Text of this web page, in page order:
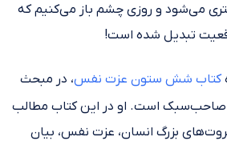
می‌شود و روزی چشم باز می‌کنیم که
تبدیل شده است!
کتاب شش ستون عزت نفس، در مبحث
است. او در این کتاب مطالب
بزرگ انسان، عزت نفس، بیان